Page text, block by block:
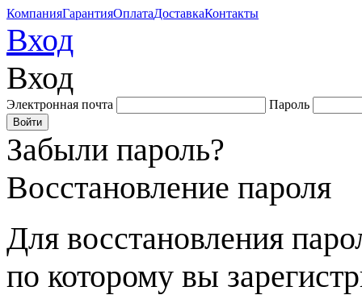
КомпанияГарантияОплатаДоставкаКонтакты
Вход
Вход
Электронная почта Пароль
Забыли пароль?
Восстановление пароля
Для восстановления
по которому вы